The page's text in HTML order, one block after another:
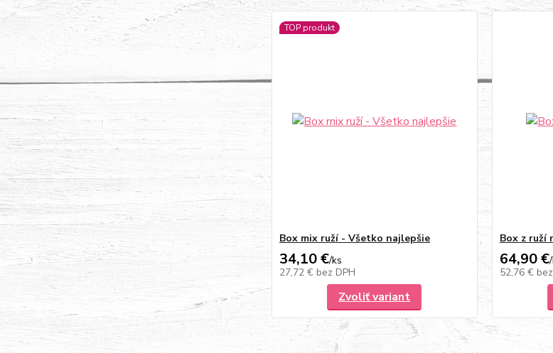
TOP produkt
Box mix ruží - Všetko najlepšie
34,10 €/ks
27,72 € bez DPH
Zvoliť variant
Box z ruží
64,90 €/
52,76 €